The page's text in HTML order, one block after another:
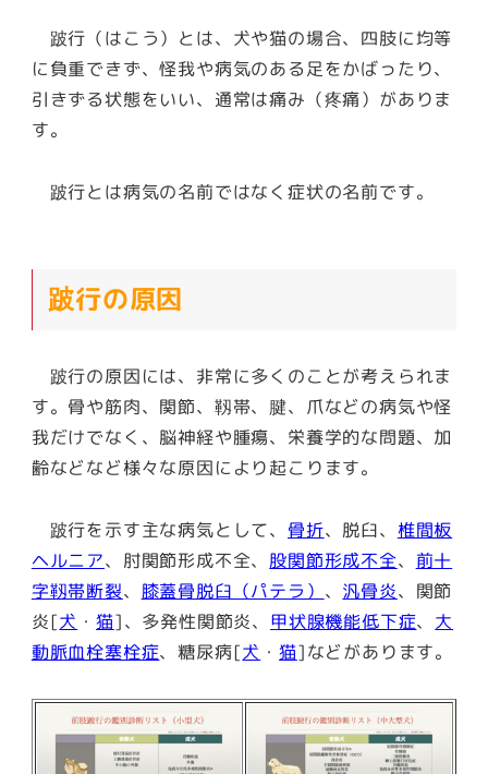
跛行（はこう）とは、犬や猫の場合、四肢に均等
に負重できず、怪我や病気のある足をかばったり、
引きずる状態をいい、通常は痛み（疼痛）がありま
す。
跛行とは病気の名前ではなく症状の名前です。
跛行の原因
跛行の原因には、非常に多くのことが考えられま
す。骨や筋肉、関節、靱帯、腱、爪などの病気や怪
我だけでなく、脳神経や腫瘍、栄養学的な問題、加
齢などなど様々な原因により起こります。
跛行を示す主な病気として、 骨折、脱臼、 椎間板
ヘルニア、肘関節形成不全、 股関節形成不全、 前十
字靱帯断裂、 膝蓋骨脱臼（パテラ） 、 汎骨炎、関節
炎[犬 ・猫]、多発性関節炎、 甲状腺機能低下症、 大
動脈血栓塞栓症、糖尿病[犬 ・猫]などがあります。